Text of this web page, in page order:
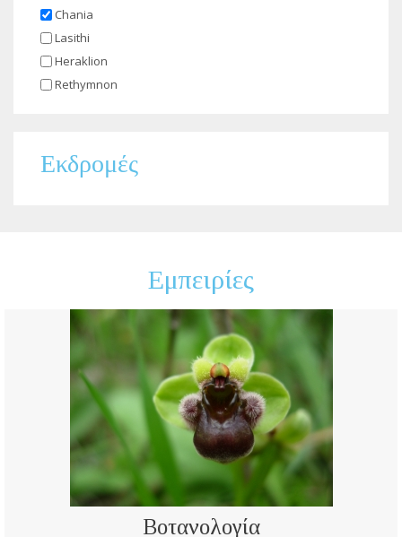
Chania
Lasithi
Heraklion
Rethymnon
Εκδρομές
Εμπειρίες
Βοτανολογία